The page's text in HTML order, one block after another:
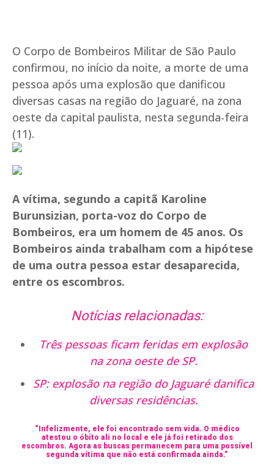
O Corpo de Bombeiros Militar de São Paulo
confirmou, no início da noite, a morte de uma
pessoa após uma explosão que danificou
diversas casas na região do Jaguaré, na zona
oeste da capital paulista, nesta segunda-feira
(11).
A vítima, segundo a capitã Karoline
Burunsizian, porta-voz do Corpo de
Bombeiros, era um homem de 45 anos. Os
Bombeiros ainda trabalham com a hipótese
de uma outra pessoa estar desaparecida,
entre os escombros.
Notícias relacionadas:
Três pessoas ficam feridas em explosão
na zona oeste de SP.
SP: explosão na região do Jaguaré danifica
diversas residências.
“Infelizmente, ele foi encontrado sem vida. O médico
atestou o óbito ali no local e ele já foi retirado dos
escombros. Agora as buscas permanecem para uma possível
segunda vítima que não está confirmada ainda.”